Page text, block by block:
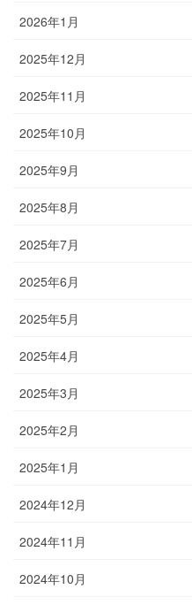
2026年1月
2025年12月
2025年11月
2025年10月
2025年9月
2025年8月
2025年7月
2025年6月
2025年5月
2025年4月
2025年3月
2025年2月
2025年1月
2024年12月
2024年11月
2024年10月